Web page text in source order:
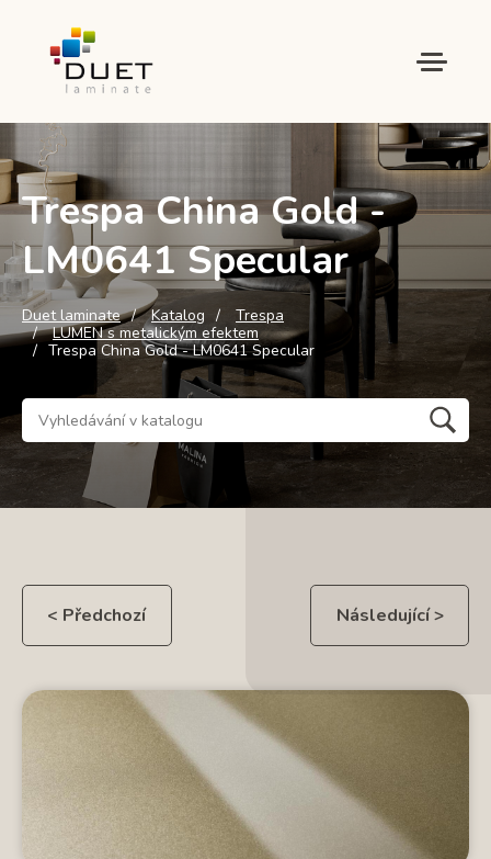
Trespa China Gold -
LM0641 Specular
Duet laminate Katalog
Trespa
LUMEN s metalickým efektem
Trespa China Gold - LM0641 Specular
< Předchozí Následující >